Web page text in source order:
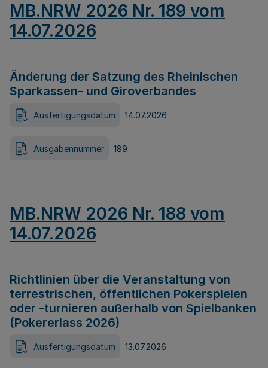
MB.NRW 2026 Nr. 189 vom
14.07.2026
Änderung der Satzung des Rheinischen
Sparkassen- und Giroverbandes
Ausfertigungsdatum 14.07.2026
Ausgabennummer 189
MB.NRW 2026 Nr. 188 vom
14.07.2026
Richtlinien über die Veranstaltung von
terrestrischen, öffentlichen Pokerspielen
oder -turnieren außerhalb von Spielbanken
(Pokererlass 2026)
Ausfertigungsdatum 13.07.2026